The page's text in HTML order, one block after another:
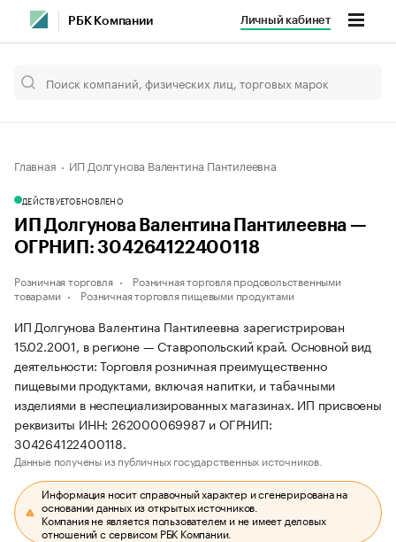
РБК Компании Личный кабинет
Главная ИП Долгунова Валентина Пантилеевна
ДЕЙСТВУЕТОБНОВЛЕНО
ИП Долгунова Валентина Пантилеевна —
ОГРНИП: 304264122400118
Розничная торговля
Розничная торговля продовольственными
товарами
Розничная торговля пищевыми продуктами
ИП Долгунова Валентина Пантилеевна зарегистрирован
15.02.2001, в регионе — Ставропольский край. Основной вид
деятельности: Торговля розничная преимущественно
пищевыми продуктами, включая напитки, и табачными
изделиями в неспециализированных магазинах. ИП присвоены
реквизиты ИНН: 262000069987 и ОГРНИП:
304264122400118.
Данные получены из публичных государственных источников.
Информация носит справочный характер и сгенерирована на
основании данных из открытых источников.
Компания не является пользователем и не имеет деловых
отношений с сервисом РБК Компании.